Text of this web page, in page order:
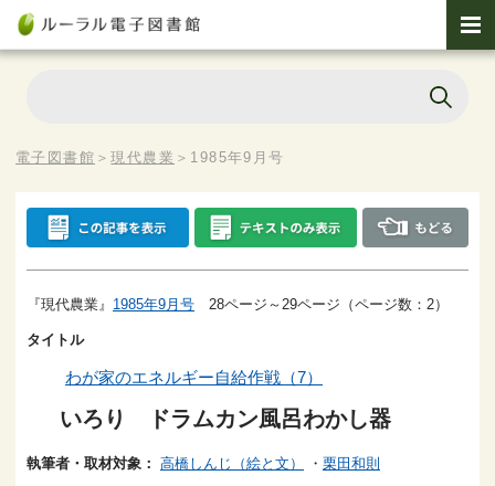
電子図書館 ＞現代農業 ＞ 1985年9月号
『現代農業』 1985年9月号 28ページ～29ページ（ページ数：2）
タイトル
わが家のエネルギー自給作戦（7）
いろり ドラムカン風呂わかし器
執筆者・取材対象： 高橋しんじ（絵と文） ・ 栗田和則